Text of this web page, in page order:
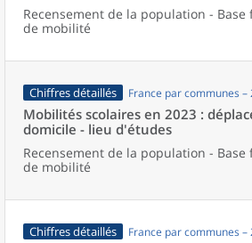
Recensement de la population - Base
de mobilité
Chiffres détaillés France par communes
Mobilités scolaires en 2023 :
domicile - lieu d'études
Recensement de la population - Base
de mobilité
Chiffres détaillés France par communes